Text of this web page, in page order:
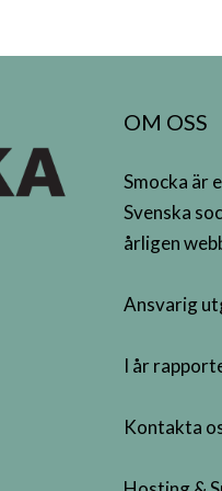
OM OSS
Smocka är
Svenska
årligen
Ansvarig
I år
Kontakta